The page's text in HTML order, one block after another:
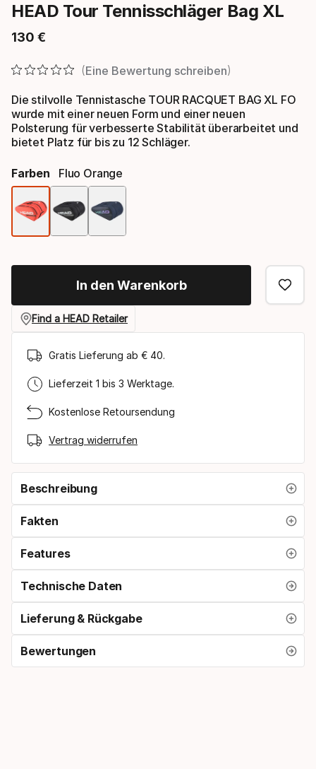
HEAD Tour Tennisschläger Bag XL
130 €
Endpreis
Eine Bewertung schreiben
Die stilvolle Tennistasche TOUR RACQUET BAG XL FO
wurde mit einer neuen Form und einer neuen
Polsterung für verbesserte Stabilität überarbeitet und
bietet Platz für bis zu 12 Schläger.
Farben Fluo Orange
In den Warenkorb
Find a HEAD Retailer
Gratis Lieferung ab € 40.
Lieferzeit 1 bis 3 Werktage.
Kostenlose Retoursendung
Vertrag widerrufen
Beschreibung
Fakten
Features
Technische Daten
Lieferung & Rückgabe
Bewertungen